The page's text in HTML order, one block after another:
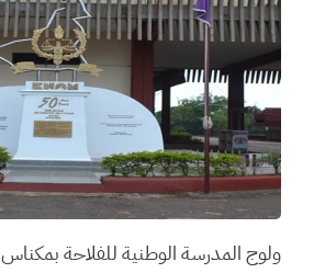
ولوج المدرسة الوطنية للفلاحة بمكناس ENAM